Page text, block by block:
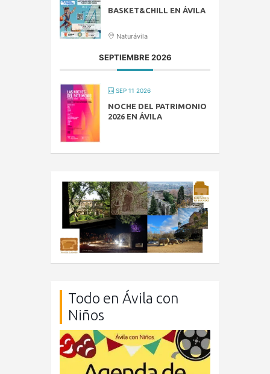
BASKET&CHILL EN ÁVILA
Naturávila
SEPTIEMBRE 2026
SEP 11 2026
NOCHE DEL PATRIMONIO
2026 EN ÁVILA
Todo en Ávila con
Niños